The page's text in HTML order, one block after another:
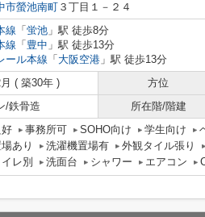
市螢池南町 ３丁目１－２４
線 「 蛍池 」駅 徒歩8分
線 「 豊中 」駅 徒歩13分
ール本線 「 大阪空港 」駅 徒歩13分
( 築30年 ) 方位
/鉄骨造 所在階/階建
事務所可 SOHO向け 学生向け
あり
洗濯機置場有 外観タイル張り
レ別
洗面台 シャワー エアコン